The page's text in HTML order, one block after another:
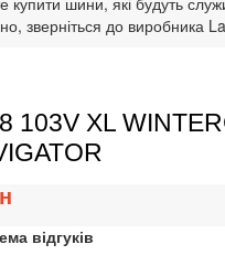
зверніться до виробника
103V XL
відгуків